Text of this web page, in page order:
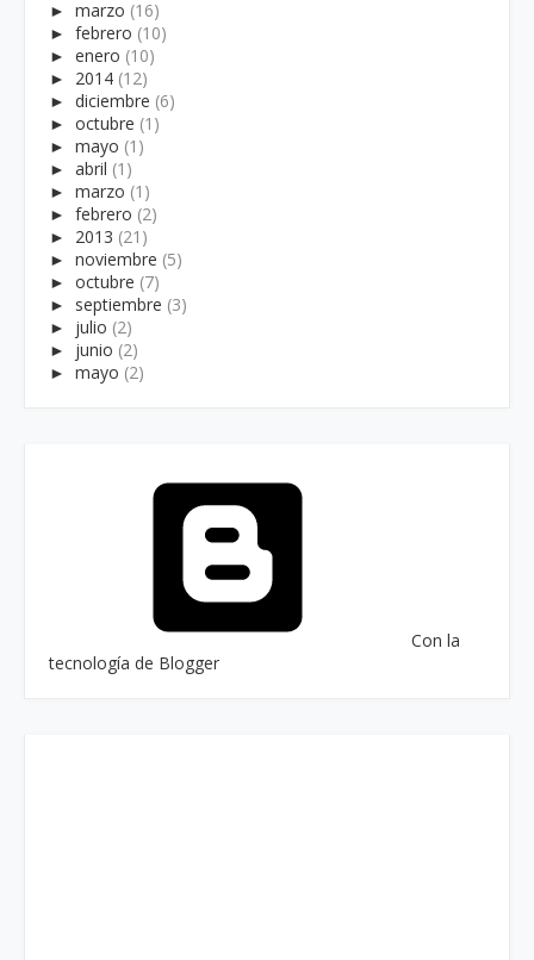
► marzo (16)
► febrero (10)
► enero (10)
► 2014 (12)
► diciembre (6)
► octubre (1)
► mayo (1)
► abril (1)
► marzo (1)
► febrero (2)
► 2013 (21)
► noviembre (5)
► octubre (7)
► septiembre (3)
► julio (2)
► junio (2)
► mayo (2)
Con la
tecnología de Blogger